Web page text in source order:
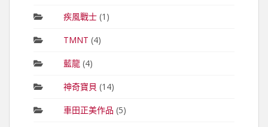
疾風戰士(1)
TMNT (4)
藍龍(4)
神奇寶貝 (14)
車田正美作品 (5)